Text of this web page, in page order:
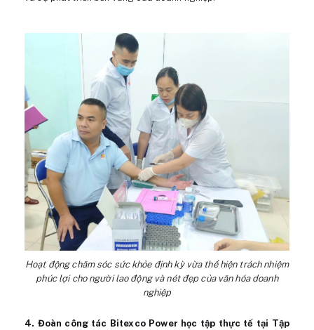
Hoạt động chăm sóc sức khỏe định kỳ vừa thể hiện trách nhiệm
phúc lợi cho người lao động và nét đẹp của văn hóa doanh
nghiệp
4. Đoàn công tác Bitexco Power học tập thực tế tại Tập